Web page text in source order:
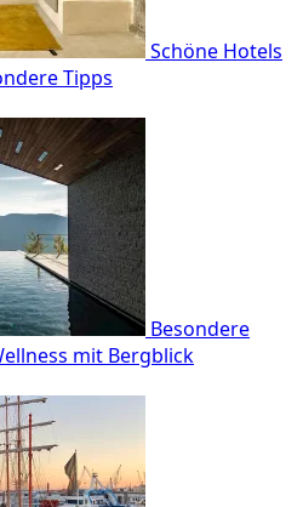
Schöne Hotels
Tipps
Besondere
mit Bergblick